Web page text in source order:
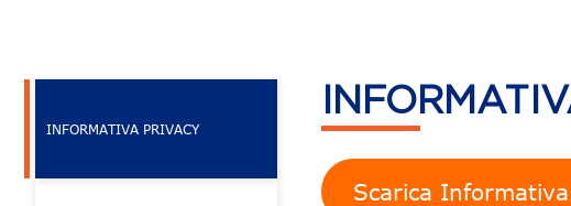
INFORMATIVA PRIVACY
Scarica